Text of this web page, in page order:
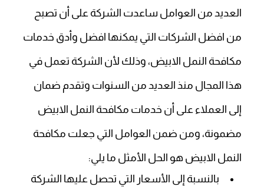
العديد من العوامل ساعدت الشركة على أن تصبح
من افضل الشركات التي يمكنها افضل وأدق خدمات
مكافحة النمل الابيض، وذلك لأن الشركة تعمل في
هذا المجال منذ العديد من السنوات وتقدم ضمان
إلى العملاء على أن خدمات مكافحة النمل الابيض
مضمونة، ومن ضمن العوامل التي جعلت مكافحة
النمل الابيض هو الحل الأمثل ما يلي:
بالنسبة إلى الأسعار التي تحصل عليها الشركة